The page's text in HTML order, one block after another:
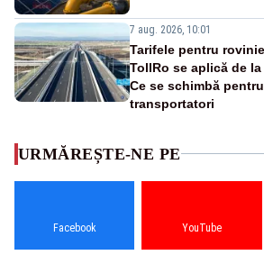
7 aug. 2026, 10:01
Tarifele pentru
TollRo se aplică de
Ce se schimbă
transportatori
URMĂREȘTE-NE PE
Facebook YouTube